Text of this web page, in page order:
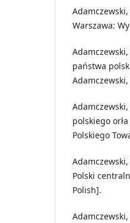
Warszawa:
Adamczewski,
państwa
Adamczewski,
polskiego
Polskiego
Polski
Polish].